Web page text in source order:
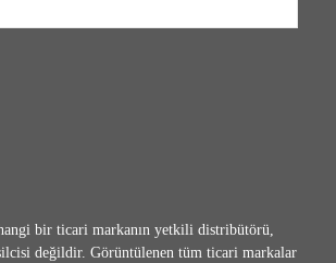
bir ticari markanın yetkili distribütörü,
değildir. Görüntülenen tüm ticari markalar